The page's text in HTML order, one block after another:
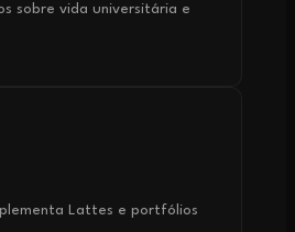
sobre vida universitária e
Lattes e portfólios